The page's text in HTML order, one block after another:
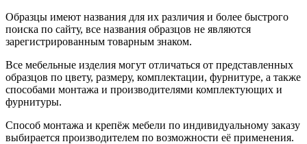
Образцы имеют названия для их различия и более быстрого
поиска по сайту, все названия образцов не являются
зарегистрированным товарным знаком.
Все мебельные изделия могут отличаться от представленных
образцов по цвету, размеру, комплектации, фурнитуре, а также
способами монтажа и производителями комплектующих и
фурнитуры.
Способ монтажа и крепёж мебели по индивидуальному заказу
выбирается производителем по возможности её применения.